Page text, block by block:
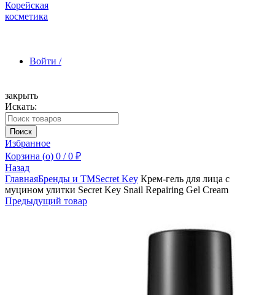
Войти /
Зарегистрироваться
закрыть
Искать:
Поиск
Избранное
Корзина (o) 0 / 0 ₽
Назад
ГлавнаяБренды и ТМSecret Key Крем-гель для лица с
муцином улитки Secret Key Snail Repairing Gel Cream
Предыдущий товар